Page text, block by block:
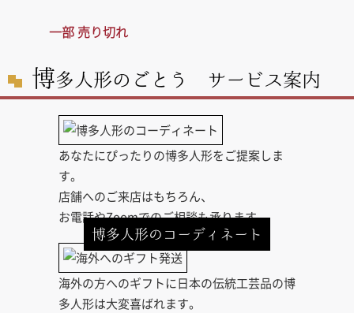
一部 売り切れ
博多人形のごとう サービス案内
博多人形のコーディネート
あなたにぴったりの博多人形をご提案しま
す。
店舗へのご来店はもちろん、
お電話やZoomでのご相談も承ります。
海外の方へのギフトに日本の伝統工芸品の博
多人形は大変喜ばれます。